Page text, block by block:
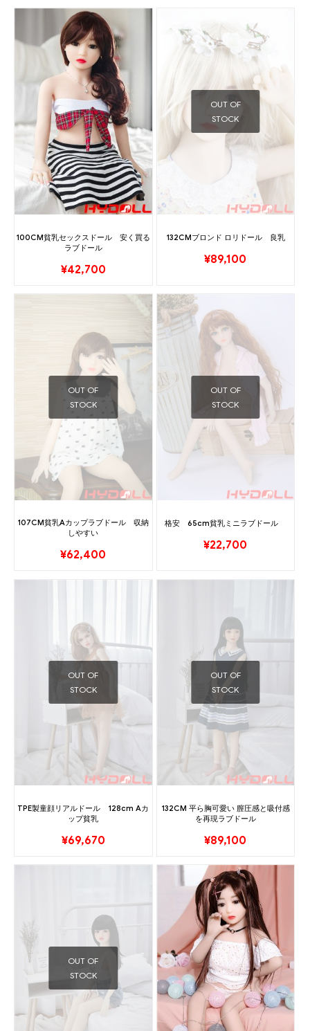
100CM貧乳セックスドール 安く買る
ラブドール
¥42,700
OUT OF
STOCK
132CMブロンド ロリドール 良乳
¥89,100
OUT OF
STOCK
107CM貧乳Aカップラブドール 収納
しやすい
¥62,400
OUT OF
STOCK
格安 65cm貧乳ミニラブドール
¥22,700
OUT OF
STOCK
TPE製童顔リアルドール 128cm Aカ
ップ貧乳
¥69,670
OUT OF
STOCK
132CM 平ら胸可愛い 膣圧感と吸付感
を再現ラブドール
¥89,100
OUT OF
STOCK